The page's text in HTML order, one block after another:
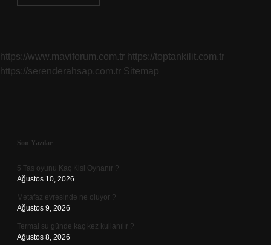
1
https://www.maviforum.com.tr https://toptankilit.com.tr
https://serenderahsap.com.tr Sitemap
Sidebar
Son Yazılar
5 Taş oyunu Kaç Kişi Oynanır ?
Ağustos 10, 2026
Metafaz evresinde ne oluyor ?
Ağustos 9, 2026
Termal su günde kaç kez kullanılır ?
Ağustos 8, 2026